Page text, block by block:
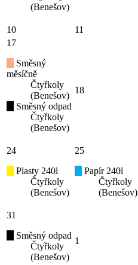
(Benešov)
10 11
17
Směsný
měsíčně
Čtyřkoly
(Benešov)
Směsný odpad
Čtyřkoly
(Benešov)
18
24
Plasty 240l
Čtyřkoly
(Benešov)
25
Papír 240l
Čtyřkoly
(Benešov)
31
Směsný odpad
Čtyřkoly
(Benešov)
1